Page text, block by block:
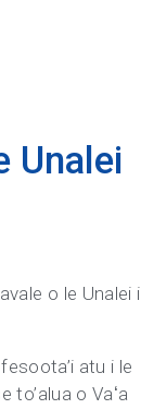
Unalei
o le Unalei i
atu i le
o Vaʻa